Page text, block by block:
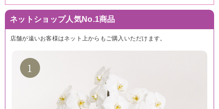
ネットショップ人気No.1商品
店舗が遠いお客様はネット上からもご購入いただけます。